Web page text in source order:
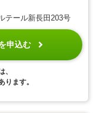
テール新長田203号
申込む
、
ります。